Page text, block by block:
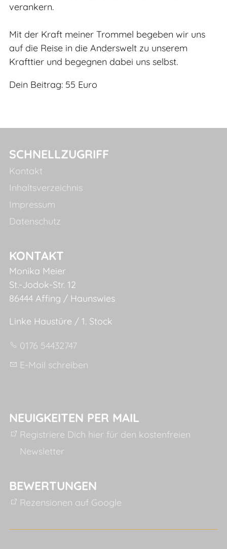
verankern.
Mit der Kraft meiner Trommel begeben wir uns
auf die Reise in die Anderswelt zu unserem
Krafttier und begegnen dabei uns selbst.
Dein Beitrag: 55 Euro
SCHNELLZUGRIFF
Kontakt
Inhaltsverzeichnis
Impressum
Datenschutz
KONTAKT
Monika Meier
St.-Jodok-Str. 12
86444 Affing / Haunswies
Linke Haustüre / 1. Stock
0176 54432747
E-Mail schreiben
NEUIGKEITEN PER MAIL
Registriere Dich hier für den kostenfreien
Newsletter
BEWERTUNGEN
Rezensionen auf Google